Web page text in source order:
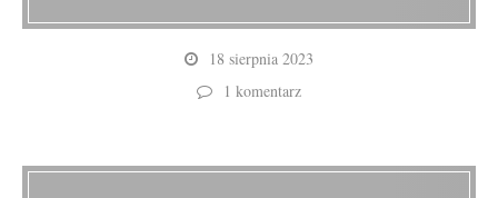
18 sierpnia 2023
1 komentarz